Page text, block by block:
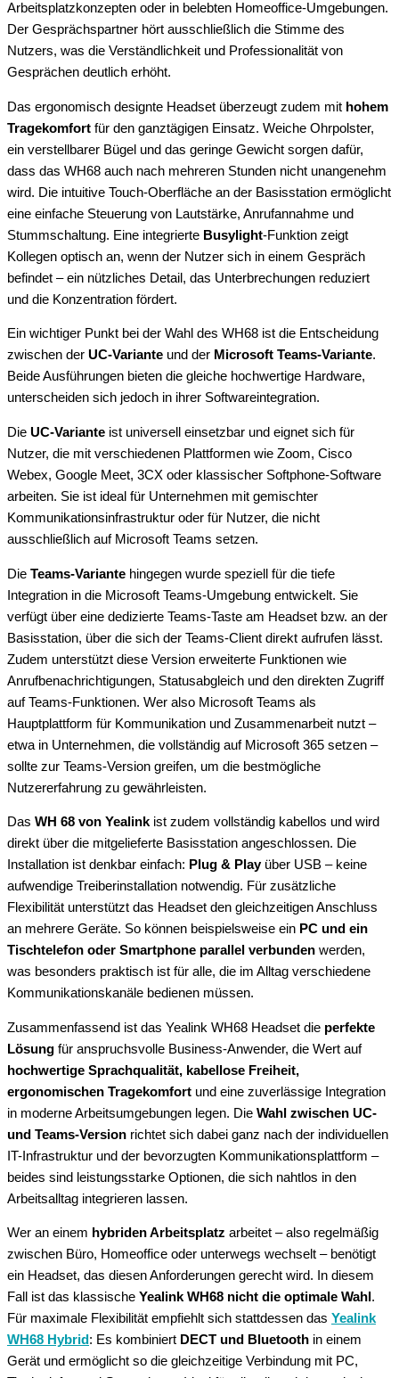
Arbeitsplatzkonzepten oder in belebten Homeoffice-Umgebungen.
Der Gesprächspartner hört ausschließlich die Stimme des
Nutzers, was die Verständlichkeit und Professionalität von
Gesprächen deutlich erhöht.
Das ergonomisch designte Headset überzeugt zudem mit hohem
Tragekomfort für den ganztägigen Einsatz. Weiche Ohrpolster,
ein verstellbarer Bügel und das geringe Gewicht sorgen dafür,
dass das WH68 auch nach mehreren Stunden nicht unangenehm
wird. Die intuitive Touch-Oberfläche an der Basisstation ermöglicht
eine einfache Steuerung von Lautstärke, Anrufannahme und
Stummschaltung. Eine integrierte Busylight-Funktion zeigt
Kollegen optisch an, wenn der Nutzer sich in einem Gespräch
befindet – ein nützliches Detail, das Unterbrechungen reduziert
und die Konzentration fördert.
Ein wichtiger Punkt bei der Wahl des WH68 ist die Entscheidung
zwischen der UC-Variante und der Microsoft Teams-Variante.
Beide Ausführungen bieten die gleiche hochwertige Hardware,
unterscheiden sich jedoch in ihrer Softwareintegration.
Die UC-Variante ist universell einsetzbar und eignet sich für
Nutzer, die mit verschiedenen Plattformen wie Zoom, Cisco
Webex, Google Meet, 3CX oder klassischer Softphone-Software
arbeiten. Sie ist ideal für Unternehmen mit gemischter
Kommunikationsinfrastruktur oder für Nutzer, die nicht
ausschließlich auf Microsoft Teams setzen.
Die Teams-Variante hingegen wurde speziell für die tiefe
Integration in die Microsoft Teams-Umgebung entwickelt. Sie
verfügt über eine dedizierte Teams-Taste am Headset bzw. an der
Basisstation, über die sich der Teams-Client direkt aufrufen lässt.
Zudem unterstützt diese Version erweiterte Funktionen wie
Anrufbenachrichtigungen, Statusabgleich und den direkten Zugriff
auf Teams-Funktionen. Wer also Microsoft Teams als
Hauptplattform für Kommunikation und Zusammenarbeit nutzt –
etwa in Unternehmen, die vollständig auf Microsoft 365 setzen –
sollte zur Teams-Version greifen, um die bestmögliche
Nutzererfahrung zu gewährleisten.
Das WH 68 von Yealink ist zudem vollständig kabellos und wird
direkt über die mitgelieferte Basisstation angeschlossen. Die
Installation ist denkbar einfach: Plug & Playüber USB – keine
aufwendige Treiberinstallation notwendig. Für zusätzliche
Flexibilität unterstützt das Headset den gleichzeitigen Anschluss
an mehrere Geräte. So können beispielsweise ein PC und ein
Tischtelefon oder Smartphone parallel verbunden werden,
was besonders praktisch ist für alle, die im Alltag verschiedene
Kommunikationskanäle bedienen müssen.
Zusammenfassend ist das Yealink WH68 Headset die perfekte
Lösung für anspruchsvolle Business-Anwender, die Wert auf
hochwertige Sprachqualität, kabellose Freiheit,
ergonomischen Tragekomfort und eine zuverlässige Integration
in moderne Arbeitsumgebungen legen. Die Wahl zwischen UC-
und Teams-Version richtet sich dabei ganz nach der individuellen
IT-Infrastruktur und der bevorzugten Kommunikationsplattform –
beides sind leistungsstarke Optionen, die sich nahtlos in den
Arbeitsalltag integrieren lassen.
Wer an einem hybriden Arbeitsplatz arbeitet – also regelmäßig
zwischen Büro, Homeoffice oder unterwegs wechselt – benötigt
ein Headset, das diesen Anforderungen gerecht wird. In diesem
Fall ist das klassische Yealink WH68 nicht die optimale Wahl .
Für maximale Flexibilität empfiehlt sich stattdessen das Yealink
WH68 Hybrid: Es kombiniert DECT und Bluetooth in einem
Gerät und ermöglicht so die gleichzeitige Verbindung mit PC,